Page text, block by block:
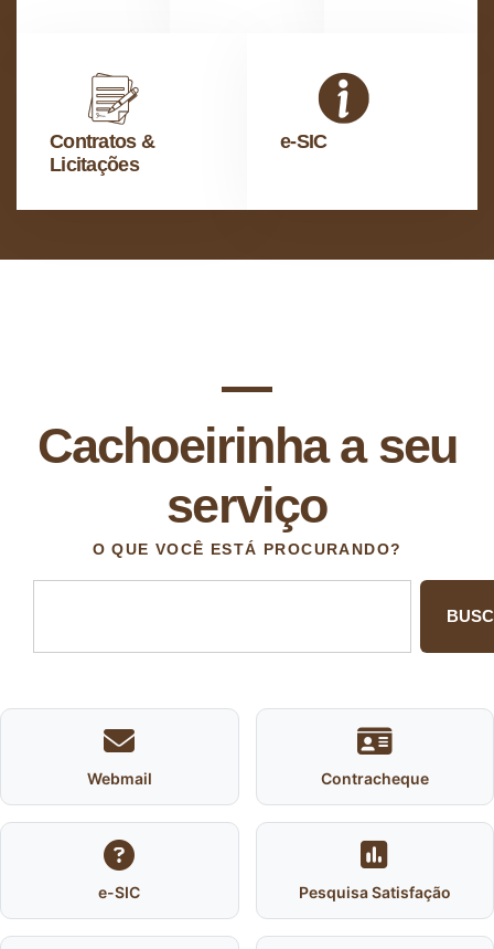
Contratos &
Licitações
e-SIC
Cachoeirinha a seu
serviço
O QUE VOCÊ ESTÁ PROCURANDO?
Webmail Contracheque
e-SIC Pesquisa Satisfação